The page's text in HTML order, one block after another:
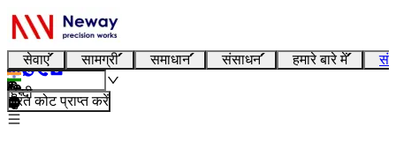
सेवाएं सामग्री समाधान संसाधन हमारे बारे में
हिन्दी
तुरंत कोट प्राप्त करें